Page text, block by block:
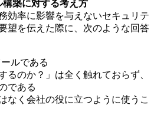
構築に対する考え方
効率に影響を与えないセキュリテ
望を伝えた際に、次のような回答
ルである
るのか？」は全く触れておらず、
である
なく会社の役に立つように使うこ